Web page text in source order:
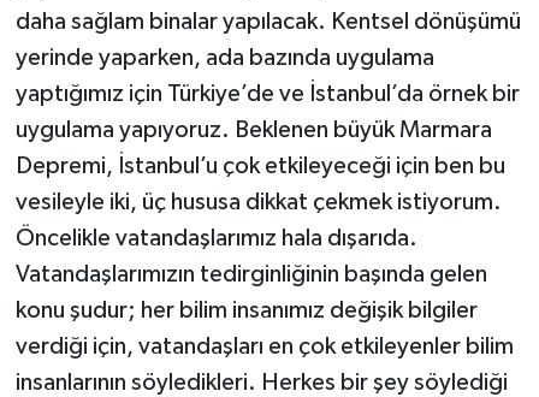
daha sağlam binalar yapılacak. Kentsel dönüşümü
yerinde yaparken, ada bazında uygulama
yaptığımız için Türkiye’de ve İstanbul’da örnek bir
uygulama yapıyoruz. Beklenen büyük Marmara
Depremi, İstanbul’u çok etkileyeceği için ben bu
vesileyle iki, üç hususa dikkat çekmek istiyorum.
Öncelikle vatandaşlarımız hala dışarıda.
Vatandaşlarımızın tedirginliğinin başında gelen
konu şudur; her bilim insanımız değişik bilgiler
verdiği için, vatandaşları en çok etkileyenler bilim
insanlarının söyledikleri. Herkes bir şey söylediği